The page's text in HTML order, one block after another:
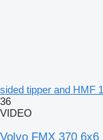
sided tipper and HMF
36
VIDEO
Volvo FMX 370